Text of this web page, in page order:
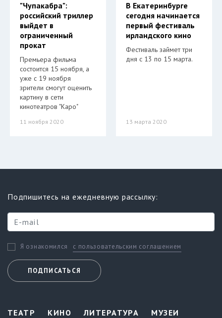
"Чупакабра":
российский триллер
выйдет в
ограниченный
прокат
Премьера фильма
состоится 15 ноября, а
уже с 19 ноября
зрители смогут оценить
картину в сети
кинотеатров "Каро"
11 ноября 2020
В Екатеринбурге
сегодня начинается
первый фестиваль
ирландского кино
Фестиваль займет три
дня с 13 по 15 марта.
13 марта 2020
Подпишитесь на ежедневную рассылку:
Я ознакомился с пользовательским соглашением
ПОДПИСАТЬСЯ
ТЕАТР КИНО ЛИТЕРАТУРА
МУЗЕИ